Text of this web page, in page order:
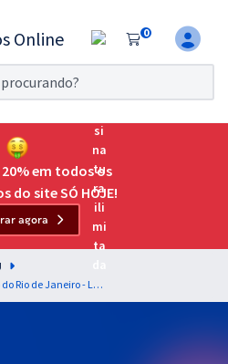
0
por 7 dias!
para o Exame da
as principais
20% em todos os
do site SÓ HOJE!
agora
TJ RJ - Tribunal de Justiça do Estado do Rio de Janeiro - Legislação para Analista Judiciário - Grupo: Nível Superior: Sem Especialidade - Professores: Marcos Girão & Roberta Queiroz